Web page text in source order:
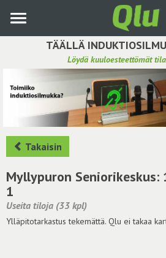
pääsisältöön
TÄÄLLÄ
Löydä kuuloesteettömät
Etsi induktiosilmukka
Tee ehdotus ja vaikuta
Hae ehdotuksia
Käyttöohje
Kirjaudu sisään
Takaisin
Myllypuron Seniorikeskus:
1
Useita tiloja (33 kpl)
Ylläpitotarkastus tekemättä. Qlu ei takaa